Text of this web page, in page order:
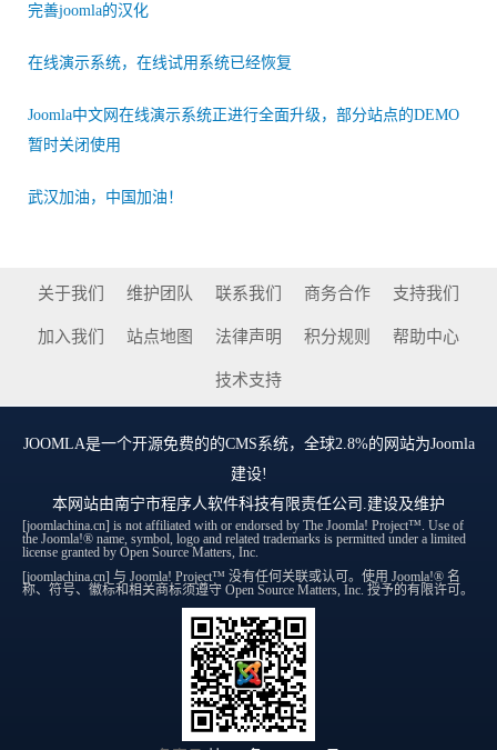
完善joomla的汉化
在线演示系统，在线试用系统已经恢复
Joomla中文网在线演示系统正进行全面升级，部分站点的DEMO
暂时关闭使用
武汉加油，中国加油！
关于我们 维护团队 联系我们 商务合作 支持我们
加入我们 站点地图 法律声明 积分规则 帮助中心
技术支持
JOOMLA是一个开源免费的的CMS系统，全球2.8%的网站为Joomla
建设!
本网站由南宁市程序人软件科技有限责任公司 .建设及维护
[joomlachina.cn] is not affiliated with or endorsed by The Joomla! Project™. Use of
the Joomla!® name, symbol, logo and related trademarks is permitted under a limited
license granted by Open Source Matters, Inc.
[joomlachina.cn] 与 Joomla! Project™ 没有任何关联或认可。使用 Joomla!® 名
称、符号、徽标和相关商标须遵守 Open Source Matters, Inc. 授予的有限许可。